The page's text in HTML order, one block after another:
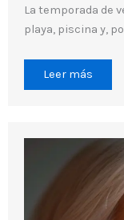
La temporada de
playa, piscina y,
Leer más